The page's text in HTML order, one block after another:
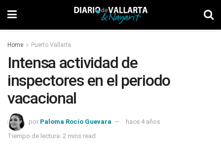
Home Puerto Vallarta
Intensa actividad de
inspectores en el periodo
vacacional
por Paloma Rocío Guevara
hace 4 años
Tiempo de lectura: 2 mins read